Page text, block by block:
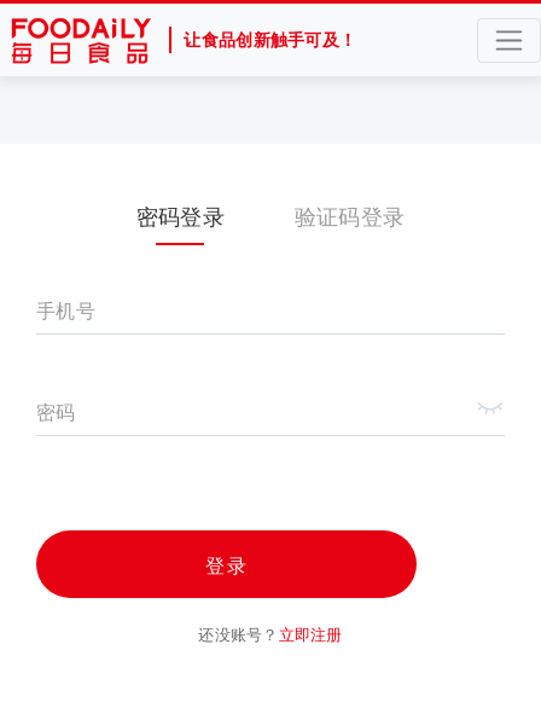
让食品创新触手可及！
密码登录 验证码登录
手机号
密码
登录
还没账号？ 立即注册